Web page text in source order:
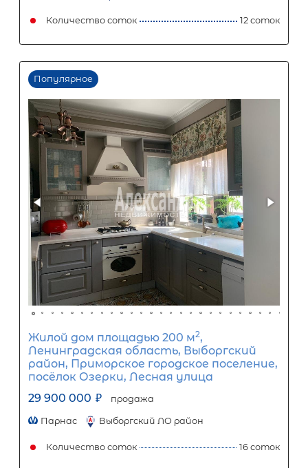
Ежемесячный платеж
Размер кредита
10 200 000 ₽
Первый взнос
15 300 000 ₽
122 663
25 500 000
Задать вопрос Отправить заявку
организацией. Кредит предоставляется банками-
носит информационный характер и не является
точного расчета платежей по кредиту и предоставления
об условиях кредитования обратитесь к менеджерам нашей